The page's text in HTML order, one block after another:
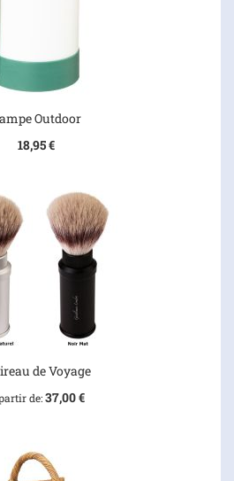
Outdoor
18,95 €
de Voyage
de 37,00 €